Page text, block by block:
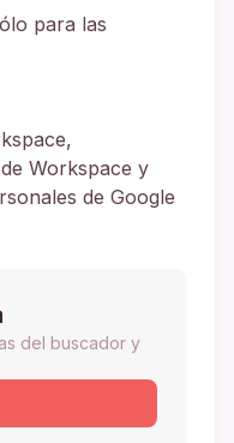
para las
Workspace y
de Google
del buscador y